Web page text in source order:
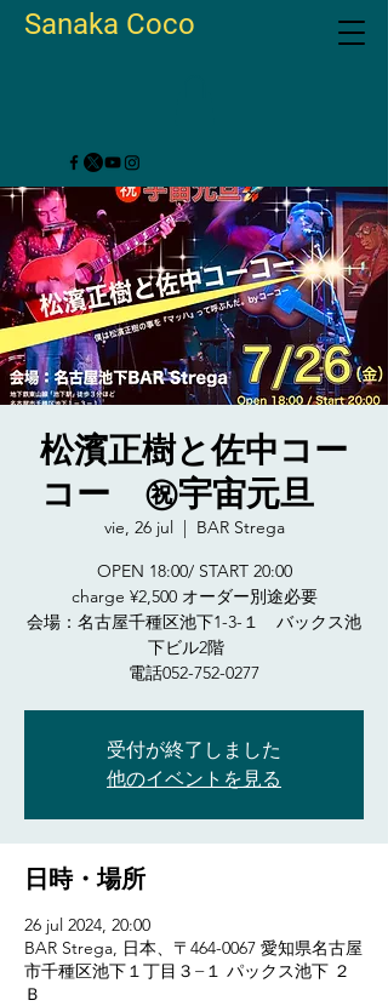
Sanaka Coco
松濱正樹と佐中コー
コー ㊗️宇宙元旦
vie, 26 jul
  |
BAR Strega
OPEN 18:00/ START 20:00
charge ¥2,500 オーダー別途必要
会場：名古屋千種区池下1-3-１ バックス池
下ビル2階
受付が終了しました
他のイベントを見る
日時・場所
26 jul 2024, 20:00
BAR Strega, 日本、〒464-0067 愛知県名古屋
市千種区池下１丁目３−１ パックス池下 ２
Ｂ